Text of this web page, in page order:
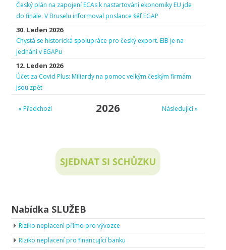
Český plán na zapojení ECAs k nastartování ekonomiky EU jde
do finále. V Bruselu informoval poslance šéf EGAP
30. Leden 2026
Chystá se historická spolupráce pro český export. EIB je na
jednání v EGAPu
12. Leden 2026
Účet za Covid Plus: Miliardy na pomoc velkým českým firmám
jsou zpět
2026
« Předchozí Následující »
Nabídka SLUŽEB
Riziko neplacení přímo pro vývozce
Riziko neplacení pro financující banku